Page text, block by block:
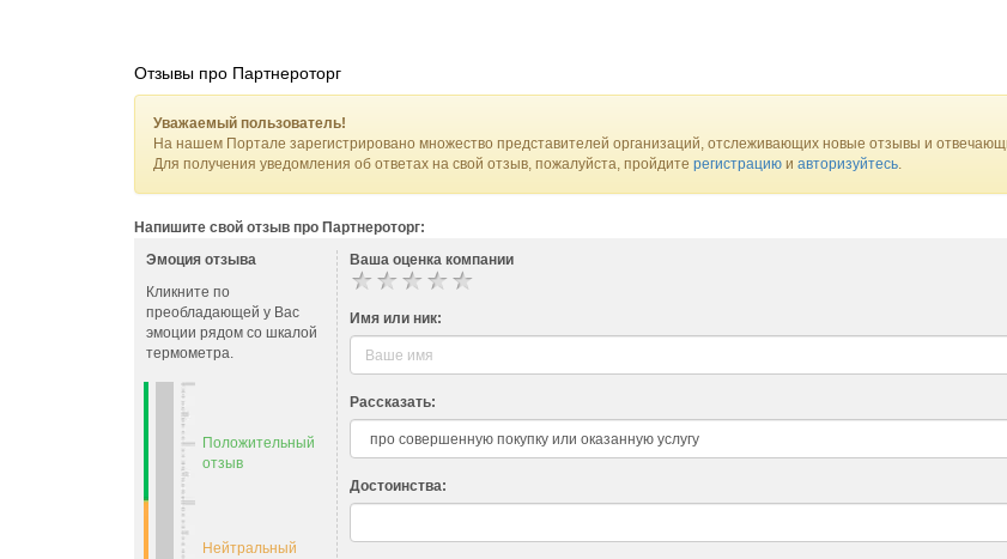
Отзывы про Партнероторг
Уважаемый пользователь!
На нашем Портале зарегистрировано множество представителей организаций, отслеживающих новые отзывы и
Для получения уведомления об ответах на свой отзыв, пожалуйста, пройдите регистрацию и авторизуйтесь.
Напишите свой отзыв про Партнероторг:
Эмоция отзыва
Кликните по
преобладающей у Вас
эмоции рядом со шкалой
термометра.
Положительный
отзыв
Нейтральный
Ваша оценка компании
Имя или ник:
Рассказать:
Достоинства: